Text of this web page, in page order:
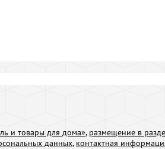
и товары для дома», размещение в
данных, контактная